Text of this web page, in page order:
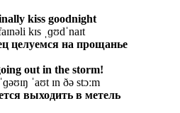
kiss goodnight
kɪs ˌɡʊdˈnaɪt
целуемся на прощанье
out in the storm!
ˈaʊt ɪn ðə stɔːm
выходить в метель